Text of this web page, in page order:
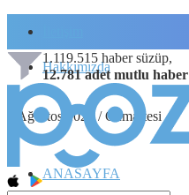
Hakkımızda
8 Ağustos 2026 / Cumartesi
1.119.515 haber süzüp,
12.781 adet mutlu haber
ANASAYFA